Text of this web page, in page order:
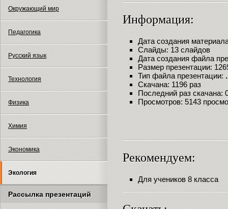
Окружающий мир
Педагогика
Русский язык
Технология
Физика
Химия
Экономика
Экология
Рассылка презентаций
Информация:
Дата создания
Слайды: 13 слайдов
Дата создания файла
Размер презентации:
Тип файла презентации:
Скачана: 1196 раз
Последний раз скачана:
Просмотров: 5143
Рекомендуем:
Для учеников 8 класса